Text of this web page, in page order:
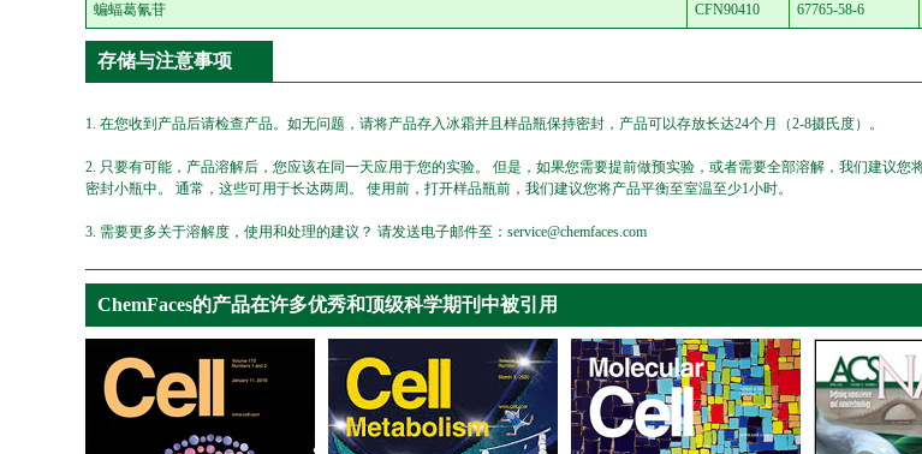
蝙蝠葛氰苷 CFN90410 67765-58-6
存储与注意事项
1. 在您收到产品后请检查产品。如无问题，请将产品存入冰霜并且样品瓶保持密封，产品可以存放长达24个月（2-8摄氏度）。
2. 只要有可能，产品溶解后，您应该在同一天应用于您的实验。 但是，如果您需要提前做预实验，或者需要全部溶解，我们建议您
密封小瓶中。 通常，这些可用于长达两周。 使用前，打开样品瓶前，我们建议您将产品平衡至室温至少1小时。
3. 需要更多关于溶解度，使用和处理的建议？ 请发送电子邮件至：service@chemfaces.com
ChemFaces的产品在许多优秀和顶级科学期刊中被引用